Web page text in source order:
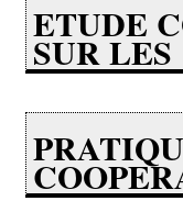
ETUDE
SUR LES